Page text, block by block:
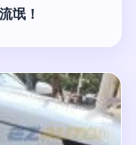
氓！